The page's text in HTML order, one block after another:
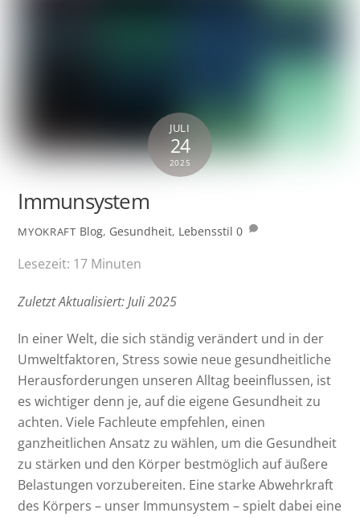
JULI
24
2025
Immunsystem
MYOKRAFT Blog, Gesundheit, Lebensstil 0
Lesezeit: 17 Minuten
Zuletzt Aktualisiert: Juli 2025
In einer Welt, die sich ständig verändert und in der
Umweltfaktoren, Stress sowie neue gesundheitliche
Herausforderungen unseren Alltag beeinflussen, ist
es wichtiger denn je, auf die eigene Gesundheit zu
achten. Viele Fachleute empfehlen, einen
ganzheitlichen Ansatz zu wählen, um die Gesundheit
zu stärken und den Körper bestmöglich auf äußere
Belastungen vorzubereiten. Eine starke Abwehrkraft
des Körpers – unser Immunsystem – spielt dabei eine